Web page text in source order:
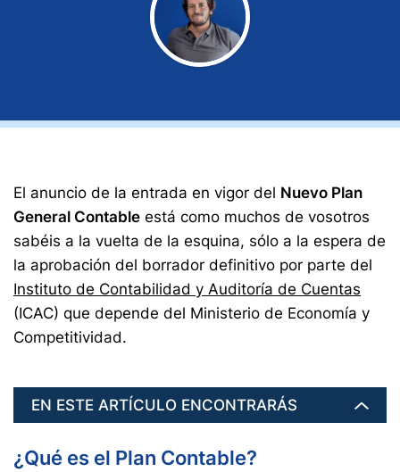
El anuncio de la entrada en vigor del Nuevo Plan
General Contable está como muchos de vosotros
sabéis a la vuelta de la esquina, sólo a la espera de
la aprobación del borrador definitivo por parte del
Instituto de Contabilidad y Auditoría de Cuentas
(ICAC) que depende del Ministerio de Economía y
Competitividad.
EN ESTE ARTÍCULO ENCONTRARÁS
¿Qué es el Plan Contable?